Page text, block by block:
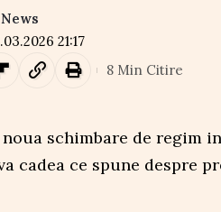
21:17
8 Min Citire